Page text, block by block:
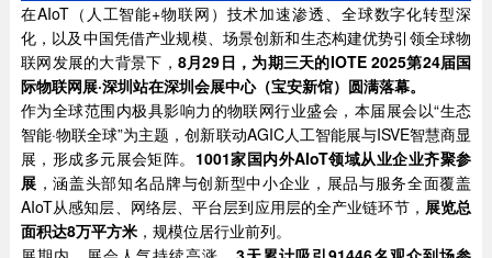
在AIoT（人工智能+物联网）技术加速渗透、全球数字化转型深
化，以及中国凭借产业规模、场景创新和生态构建优势引领全球物
联网发展的大背景下， 8月29日， 为期三天的IOTE 2025第24届国
际物联网展·深圳站在深圳会展中心（宝安新馆）圆满落幕。
作为全球范围内极具影响力的物联网行业盛会，本届展会以“生态
智能·物联全球”为主题，创新联动AGIC人工智能展与ISVE智慧商显
展，形成多元展会矩阵。 1001家国内外AIoT领域从业企业齐聚参
展 ，涵盖头部知名品牌与创新型中小企业，展品与服务全面覆盖
AIoT从感知层、网络层、平台层到应用层的全产业链环节， 展览总
面积达8万平方米，规模位居行业前列。